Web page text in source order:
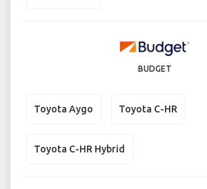
BUDGET
Toyota Aygo Toyota C-HR
Toyota C-HR Hybrid